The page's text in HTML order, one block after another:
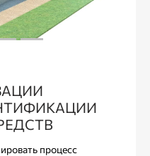
процесс